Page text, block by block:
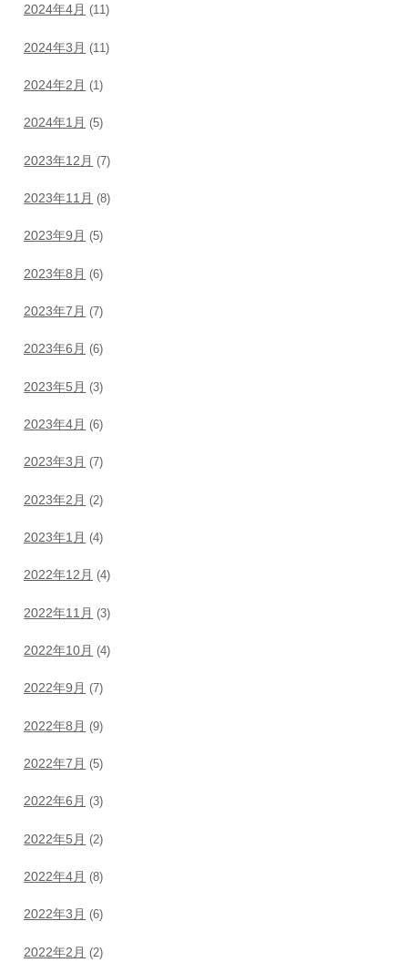
2024年4月 (11)
2024年3月 (11)
2024年2月 (1)
2024年1月 (5)
2023年12月 (7)
2023年11月 (8)
2023年9月 (5)
2023年8月 (6)
2023年7月 (7)
2023年6月 (6)
2023年5月 (3)
2023年4月 (6)
2023年3月 (7)
2023年2月 (2)
2023年1月 (4)
2022年12月 (4)
2022年11月 (3)
2022年10月 (4)
2022年9月 (7)
2022年8月 (9)
2022年7月 (5)
2022年6月 (3)
2022年5月 (2)
2022年4月 (8)
2022年3月 (6)
2022年2月 (2)